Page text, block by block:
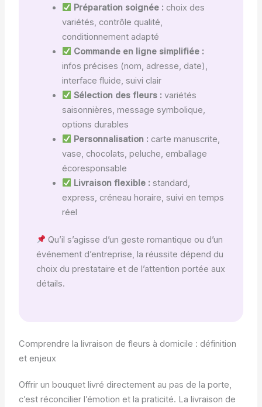
Préparation soignée : choix des
variétés, contrôle qualité,
conditionnement adapté
Commande en ligne simplifiée :
infos précises (nom, adresse, date),
interface fluide, suivi clair
Sélection des fleurs : variétés
saisonnières, message symbolique,
options durables
Personnalisation : carte manuscrite,
vase, chocolats, peluche, emballage
écoresponsable
Livraison flexible : standard,
express, créneau horaire, suivi en temps
réel
Qu’il s’agisse d’un geste romantique ou d’un
événement d’entreprise, la réussite dépend du
choix du prestataire et de l’attention portée aux
détails.
Comprendre la livraison de fleurs à domicile : définition
et enjeux
Offrir un bouquet livré directement au pas de la porte,
c’est réconcilier l’émotion et la praticité. La livraison de